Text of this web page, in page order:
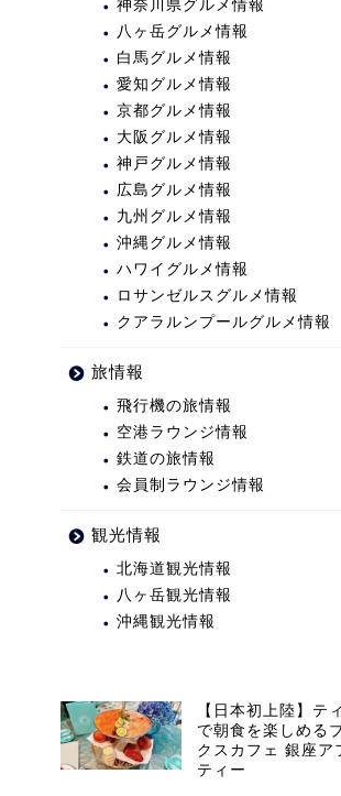
神奈川県グルメ情報
八ヶ岳グルメ情報
白馬グルメ情報
愛知グルメ情報
京都グルメ情報
大阪グルメ情報
神戸グルメ情報
広島グルメ情報
九州グルメ情報
沖縄グルメ情報
ハワイグルメ情報
ロサンゼルスグルメ情報
クアラルンプールグルメ情報
旅情報
飛行機の旅情報
空港ラウンジ情報
鉄道の旅情報
会員制ラウンジ情報
観光情報
北海道観光情報
八ヶ岳観光情報
沖縄観光情報
【日本初上陸】テ
で朝食を楽しめる
クスカフェ 銀座ア
ティー